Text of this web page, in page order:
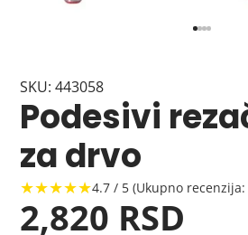
SKU: 443058
Podesivi
za drvo
★★★★★4.7 / 5 (Ukupno recenzija:
2,820 RSD